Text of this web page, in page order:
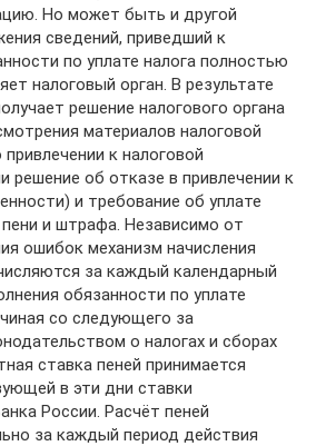
Но может быть и другой
сведений, приведший к
по уплате налога полностью
налоговый орган. В результате
решение налогового органа
материалов налоговой
к налоговой
решение об отказе в привлечении к
и требование об уплате
и штрафа. Независимо от
ошибок механизм начисления
за каждый календарный
обязанности по уплате
со следующего за
о налогах и сборах
ставка пеней принимается
в эти дни ставки
России. Расчёт пеней
за каждый период действия